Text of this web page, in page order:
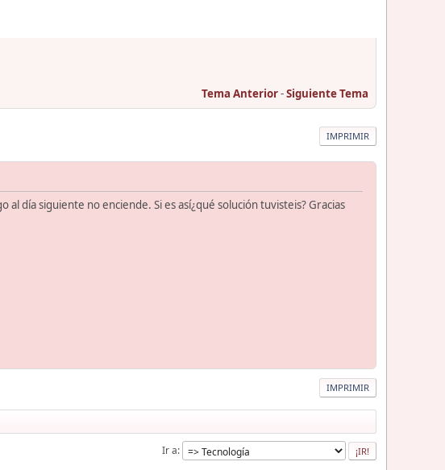
Tema Anterior-Siguiente Tema
IMPRIMIR
día siguiente no enciende. Si es así¿qué solución tuvisteis? Gracias
IMPRIMIR
Ir a